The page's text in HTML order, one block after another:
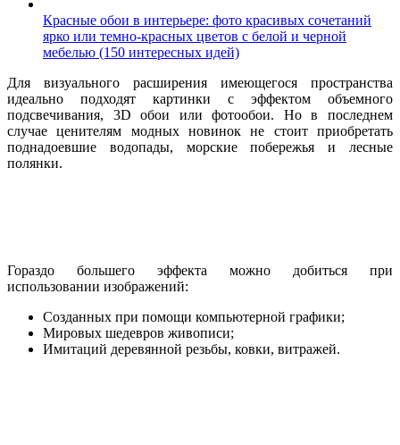
Красные обои в интерьере: фото красивых сочетаний
ярко или темно-красных цветов с белой и черной
мебелью (150 интересных идей)
Для визуального расширения имеющегося пространства
идеально подходят картинки с эффектом объемного
подсвечивания, 3D обои или фотообои. Но в последнем
случае ценителям модных новинок не стоит приобретать
поднадоевшие водопады, морские побережья и лесные
полянки.
Гораздо большего эффекта можно добиться при
использовании изображений:
Созданных при помощи компьютерной графики;
Мировых шедевров живописи;
Имитаций деревянной резьбы, ковки, витражей.